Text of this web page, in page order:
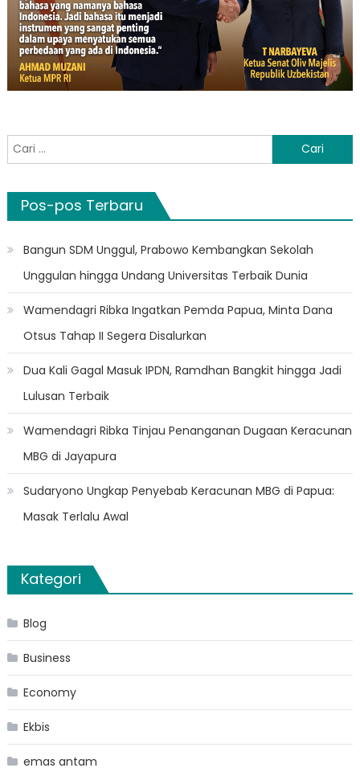
Cari
untuk:
Pos-pos Terbaru
Bangun SDM Unggul, Prabowo Kembangkan Sekolah
Unggulan hingga Undang Universitas Terbaik Dunia
Wamendagri Ribka Ingatkan Pemda Papua, Minta Dana
Otsus Tahap II Segera Disalurkan
Dua Kali Gagal Masuk IPDN, Ramdhan Bangkit hingga Jadi
Lulusan Terbaik
Wamendagri Ribka Tinjau Penanganan Dugaan Keracunan
MBG di Jayapura
Sudaryono Ungkap Penyebab Keracunan MBG di Papua:
Masak Terlalu Awal
Kategori
Blog
Business
Economy
Ekbis
emas antam